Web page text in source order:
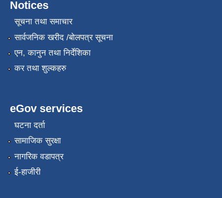
Notices
सूचना तथा समाचार
सार्वजनिक खरीद /बोलपत्र सूचना
एन, कानुन तथा निर्देशिका
कर तथा शुल्कहरु
eGov services
घटना दर्ता
सामाजिक सुरक्षा
नागरिक वडापत्र
ई-हाजीरी